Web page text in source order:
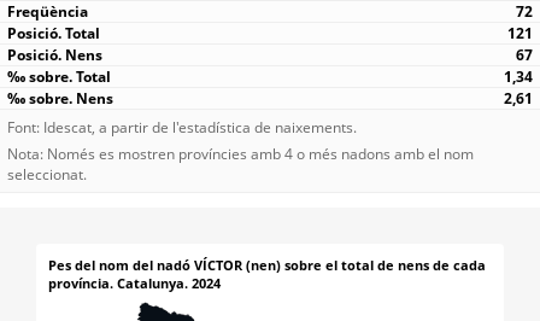
72
121
67
1,34
2,61
Font: Idescat, a partir de l'estadística de naixements.
Nota: Només es mostren províncies amb 4 o més nadons amb el nom
seleccionat.